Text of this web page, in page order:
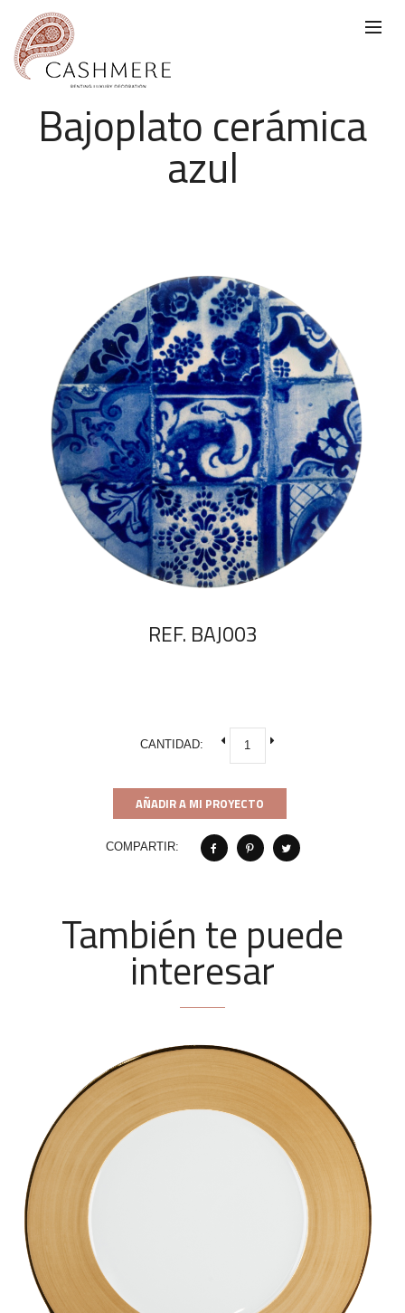
Bajoplato cerámica
azul
REF. BAJ003
CANTIDAD:
AÑADIR A MI PROYECTO
COMPARTIR:
También te puede
interesar